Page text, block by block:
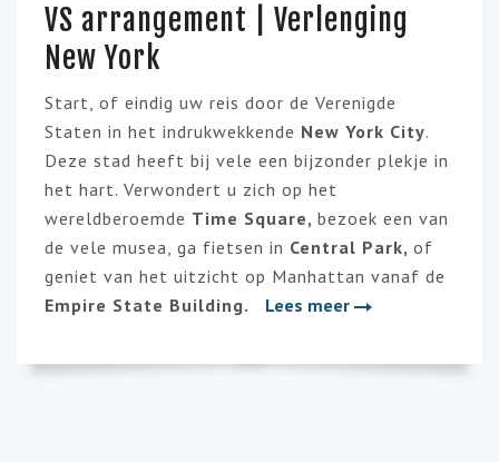
VS arrangement | Verlenging
New York
Start, of eindig uw reis door de Verenigde
Staten in het indrukwekkende New York City.
Deze stad heeft bij vele een bijzonder plekje in
het hart. Verwondert u zich op het
wereldberoemde Time Square, bezoek een van
de vele musea, ga fietsen in Central Park, of
geniet van het uitzicht op Manhattan vanaf de
Empire State Building.
Lees meer